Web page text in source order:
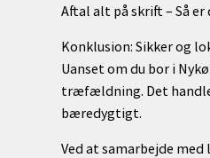
Aftal alt på skrift – Så
Konklusion: Sikker og
Uanset om du bor i
træfældning. Det
bæredygtigt.
Ved at samarbejde